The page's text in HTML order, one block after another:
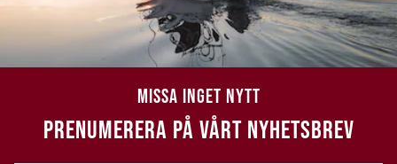
MISSA INGET NYTT
PRENUMERERA PÅ VÅRT NYHETSBREV